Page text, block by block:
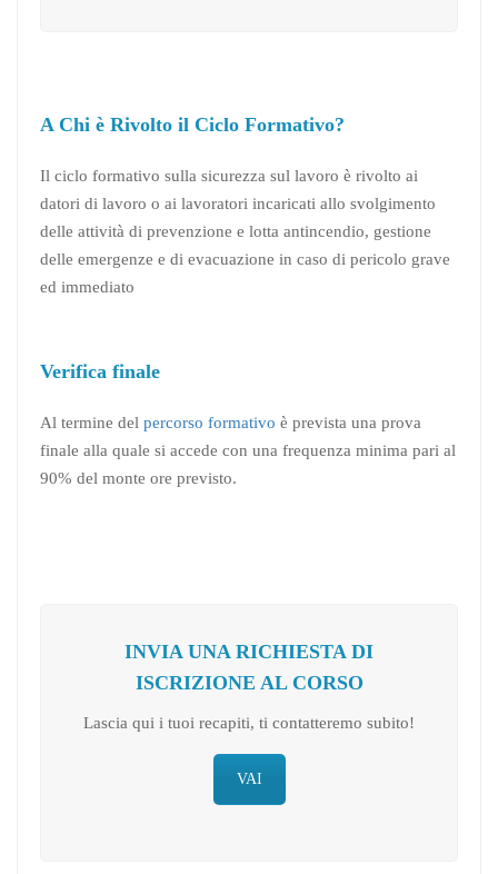
A Chi è Rivolto il Ciclo Formativo?
Il ciclo formativo sulla sicurezza sul lavoro è rivolto ai
datori di lavoro o ai lavoratori incaricati allo svolgimento
delle attività di prevenzione e lotta antincendio, gestione
delle emergenze e di evacuazione in caso di pericolo grave
ed immediato
Verifica finale
Al termine del percorso formativo è prevista una prova
finale alla quale si accede con una frequenza minima pari al
90% del monte ore previsto.
INVIA UNA RICHIESTA DI
ISCRIZIONE AL CORSO
Lascia qui i tuoi recapiti, ti contatteremo subito!
VAI